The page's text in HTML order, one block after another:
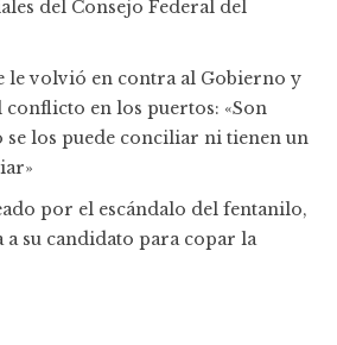
del Consejo Federal del
le volvió en contra al Gobierno y
conflicto en los puertos: «Son
se los puede conciliar ni tienen un
por el escándalo del fentanilo,
a su candidato para copar la